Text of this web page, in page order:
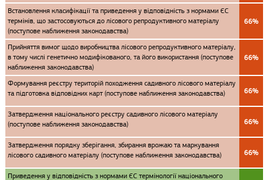
Встановлення класифікації та приведення у відповідність з нормами ЄС
термінів, що застосовуються до лісового репродуктивного матеріалу
(поступове наближення законодавства)
66%
Прийняття вимог щодо виробництва лісового репродуктивного матеріалу,
в тому числі генетично модифікованого, та його використання (поступове
наближення законодавства)
66%
Формування реєстру територій походження садивного лісового матеріалу
та підготовка відповідних карт (поступове наближення законодавства)
66%
Затвердження національного реєстру садивного лісового матеріалу
(поступове наближення законодавства)
66%
Затвердження порядку зберігання, збирання врожаю та маркування
лісового садивного матеріалу (поступове наближення законодавства)
66%
Приведення у відповідність з нормами ЄС термінології національного